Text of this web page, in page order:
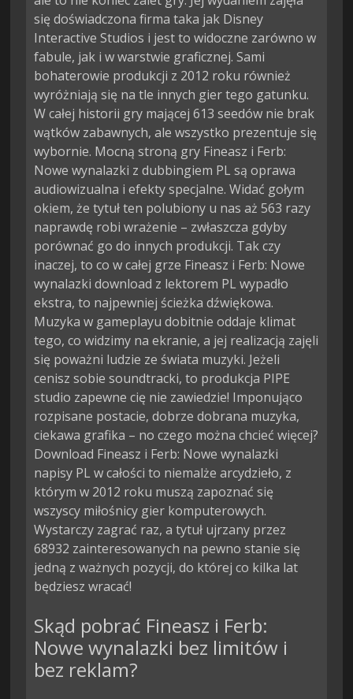
się doświadczona firma taka jak Disney
Interactive Studios i jest to widoczne zarówno w
fabule, jak i w warstwie graficznej. Sami
bohaterowie produkcji z 2012 roku również
wyróżniają się na tle innych gier tego gatunku.
W całej historii gry mającej 613 seedów nie brak
wątków zabawnych, ale wszystko prezentuje się
wybornie. Mocną stroną gry Fineasz i Ferb:
Nowe wynalazki z dubbingiem PL są oprawa
audiowizualna i efekty specjalne. Widać gołym
okiem, że tytuł ten polubiony u nas aż 563 razy
naprawdę robi wrażenie – zwłaszcza gdyby
porównać go do innych produkcji. Tak czy
inaczej, to co w całej grze Fineasz i Ferb: Nowe
wynalazki download z lektorem PL wypadło
ekstra, to najpewniej ścieżka dźwiękowa.
Muzyka w gameplayu dobitnie oddaje klimat
tego, co widzimy na ekranie, a jej realizacją zajęli
się poważni ludzie ze świata muzyki. Jeżeli
cenisz sobie soundtracki, to produkcja PIPE
studio zapewne cię nie zawiedzie! Imponująco
rozpisane postacie, dobrze dobrana muzyka,
ciekawa grafika – no czego można chcieć więcej?
Download Fineasz i Ferb: Nowe wynalazki
napisy PL w całości to niemalże arcydzieło, z
którym w 2012 roku muszą zapoznać się
wszyscy miłośnicy gier komputerowych.
Wystarczy zagrać raz, a tytuł ujrzany przez
68932 zainteresowanych na pewno stanie się
jedną z ważnych pozycji, do której co kilka lat
będziesz wracać!
Skąd pobrać Fineasz i Ferb:
Nowe wynalazki bez limitów i
bez reklam?